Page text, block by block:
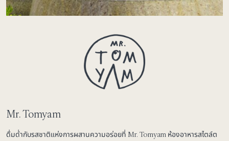
Mr. Tomyam
ดื่มด่ำกับรสชาติแห่งการผสานความอร่อยที่ Mr. Tomyam ห้องอาหารสไตล์ต